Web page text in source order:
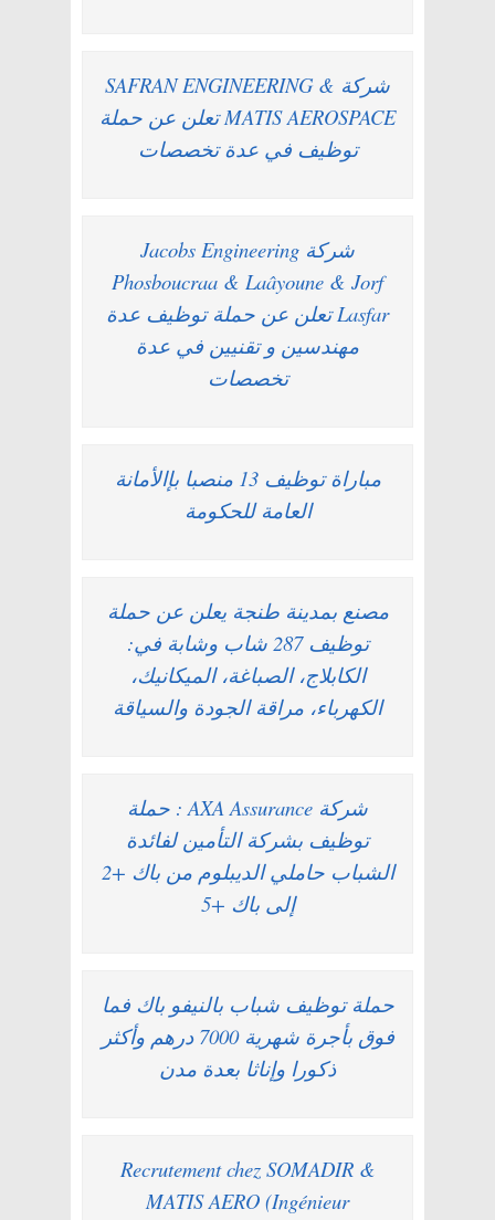
شركة SAFRAN ENGINEERING &
MATIS AEROSPACE تعلن عن حملة
توظيف في عدة تخصصات
شركة Jacobs Engineering
Phosboucraa & Laâyoune & Jorf
Lasfar تعلن عن حملة توظيف عدة
مهندسين و تقنيين في عدة
تخصصات
مباراة توظيف 13 منصبا بإالأمانة
العامة للحكومة
مصنع بمدينة طنجة يعلن عن حملة
توظيف 287 شاب وشابة في:
الكابلاج، الصباغة، الميكانيك،
الكهرباء، مراقة الجودة والسياقة
شركة AXA Assurance : حملة
توظيف بشركة التأمين لفائدة
الشباب حاملي الديبلوم من باك +2
إلى باك +5
حملة توظيف شباب بالنيفو باك فما
فوق بأجرة شهرية 7000 درهم وأكثر
ذكورا وإناثا بعدة مدن
Recrutement chez SOMADIR &
MATIS AERO (Ingénieur